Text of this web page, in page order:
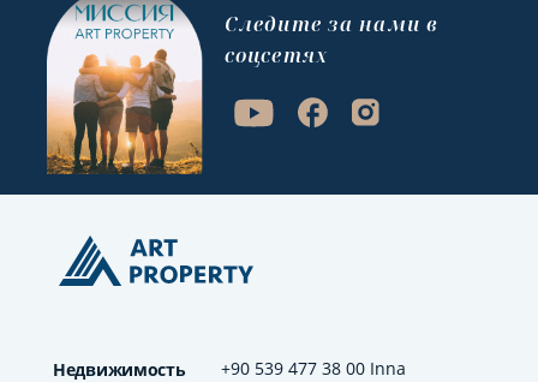
+90 539 477 38 00 Inna
Недвижимость
Cледите за нами в
соцсетях